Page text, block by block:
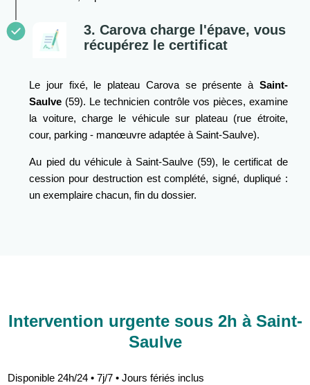
3. Carova charge l'épave, vous
récupérez le certificat
Le jour fixé, le plateau Carova se présente à Saint-
Saulve (59). Le technicien contrôle vos pièces, examine
la voiture, charge le véhicule sur plateau (rue étroite,
cour, parking - manœuvre adaptée à Saint-Saulve).
Au pied du véhicule à Saint-Saulve (59), le certificat de
cession pour destruction est complété, signé, dupliqué :
un exemplaire chacun, fin du dossier.
Intervention urgente sous 2h à Saint-
Saulve
Disponible 24h/24 • 7j/7 • Jours fériés inclus